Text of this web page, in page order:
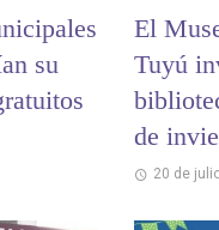
su
El
Tuyú
de
20 de